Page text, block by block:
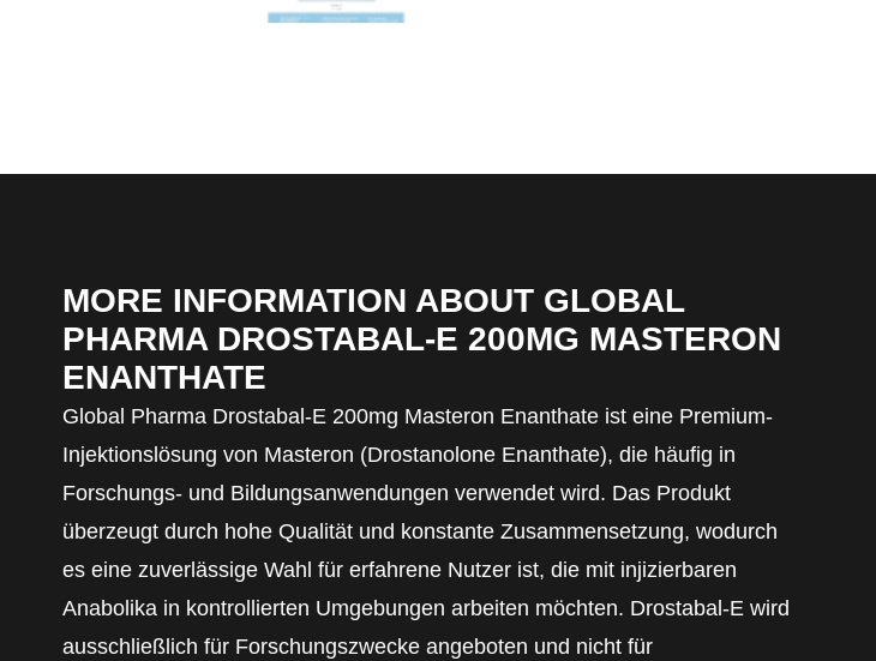
MORE INFORMATION ABOUT GLOBAL
PHARMA DROSTABAL-E 200MG MASTERON
ENANTHATE
Global Pharma Drostabal-E 200mg Masteron Enanthate ist eine Premium-
Injektionslösung von Masteron (Drostanolone Enanthate), die häufig in
Forschungs- und Bildungsanwendungen verwendet wird. Das Produkt
überzeugt durch hohe Qualität und konstante Zusammensetzung, wodurch
es eine zuverlässige Wahl für erfahrene Nutzer ist, die mit injizierbaren
Anabolika in kontrollierten Umgebungen arbeiten möchten. Drostabal-E wird
ausschließlich für Forschungszwecke angeboten und nicht für